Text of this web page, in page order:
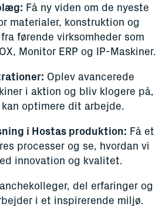
Få ny viden om de nyeste
materialer, konstruktion og
førende virksomheder som
Monitor ERP og IP-Maskiner.
Oplev avancerede
i aktion og bliv klogere på,
kan optimere dit arbejde.
i Hostas produktion: Få et
processer og se, hvordan vi
innovation og kvalitet.
del erfaringer og
i et inspirerende miljø.